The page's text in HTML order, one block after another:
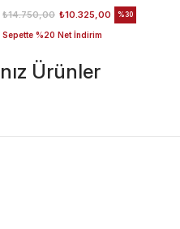
₺10.325,00
₺14.750,00
Sepette %20 Net İndirim
%30
Ürünler